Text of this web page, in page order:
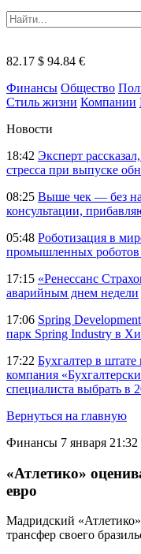
82.17 $ 94.84 €
Финансы Общество
Стиль жизни Компании
Новости
18:42 Эксперт
стресса при выпуске
08:25 Выше чек — без
консультации,
05:48 Роботизация в
промышленных роботов
17:15 «Ренессанс
аварийным днем недели
17:06 Spring
парк Spring Industry в
17:22 Бухгалтер в штате
компания
специалиста выбрать в
Вернуться на главную
Финансы 7 января 21:32
«Атлетико»
евро
Мадридский
трансфер своего